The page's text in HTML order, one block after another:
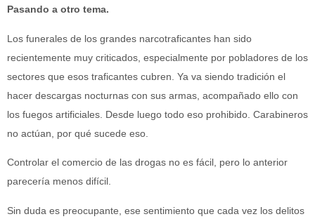
Pasando a otro tema.
Los funerales de los grandes narcotraficantes han sido
recientemente muy criticados, especialmente por pobladores de los
sectores que esos traficantes cubren. Ya va siendo tradición el
hacer descargas nocturnas con sus armas, acompañado ello con
los fuegos artificiales. Desde luego todo eso prohibido. Carabineros
no actúan, por qué sucede eso.
Controlar el comercio de las drogas no es fácil, pero lo anterior
parecería menos difícil.
Sin duda es preocupante, ese sentimiento que cada vez los delitos